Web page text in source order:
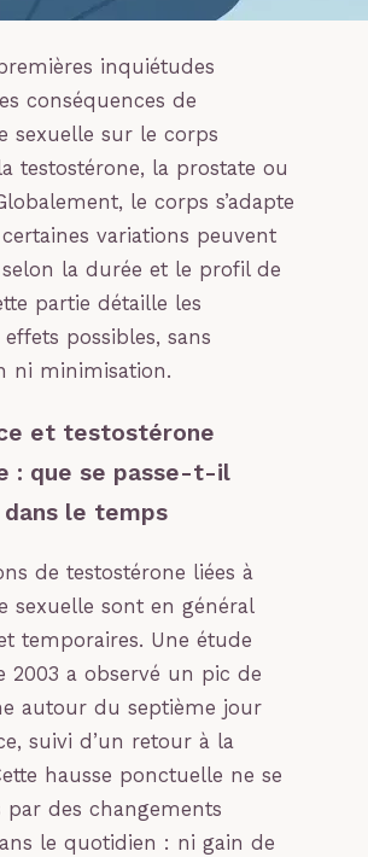
inquiétudes
conséquences de
sexuelle sur le corps
testostérone, la prostate ou
le corps s’adapte
variations peuvent
la durée et le profil de
partie détaille les
possibles, sans
ni minimisation.
et testostérone
: que se passe-t-il
le temps
de testostérone liées à
sexuelle sont en général
temporaires. Une étude
2003 a observé un pic de
autour du septième jour
suivi d’un retour à la
hausse ponctuelle ne se
des changements
le quotidien : ni gain de